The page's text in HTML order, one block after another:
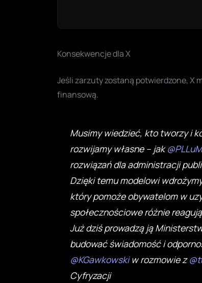
Konsekwencje dla X
Jeśli zarzuty zostaną potwierdzone, X
finansową.
Musimy wiedzieć, kto tworzy i
rozwijamy własne – jak
rozwiązań dla administracji
Dzięki temu modelowi
który pomoże obywatelom w
społecznościowe różnie
Już dziś prowadzą ją
budować świadomość i
@KGawkowskiw rozmowie z
Cyfryzacji